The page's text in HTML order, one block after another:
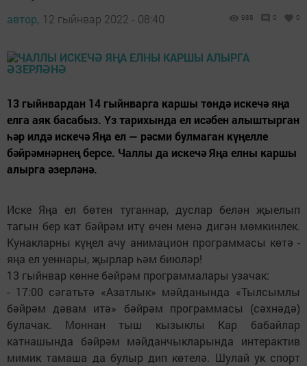
автор, 12 гыйнвар 2022 - 08:40 988 0 0
13 гыйнвардан 14 гыйнварга каршы төндә искечә яңа
елга аяк басабыз. Үз тарихында ел исәбен алыштырган
һәр илдә искечә Яңа ел — рәсми булмаган күңелле
бәйрәмнәрнең берсе. Чаллы да искечә Яңа елны каршы
алырга әзерләнә.
Иске Яңа ел бөтен туганнар, дуслар белән җыелып
тагын бер кат бәйрәм итү өчен менә дигән мөмкинлек.
Кунакларны күңел ачу анимацион программасы көтә -
яңа ел уеннары, җырлар һәм биюләр!
13 гыйнвар көнне бәйрәм программалары узачак:
- 17:00 сәгатьтә «Азатлык» мәйданында «Тылсымлы
бәйрәм дәвам итә» бәйрәм программасы (сәхнәдә)
булачак. Моннан тыш кызыклы Кар бабайлар
катнашында бәйрәм мәйданчыкларында интерактив
мимик тамаша да булыр дип көтелә. Шулай ук спорт